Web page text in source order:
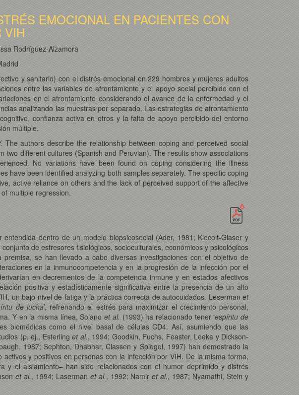
EMOCIONAL EN PACIENTES CON
VIH
Rodríguez-Alzamora
y sanitario) con el distrés emocional en 229 hombres y mujeres adultos
entre las variables de afrontamiento y el apoyo social percibido con el
en el afrontamiento considerando el avance de la enfermedad y el
analizando las muestras por separado. Las estrategias de afrontamiento
confianza activa en otros y la falta de apoyo percibido del entorno
múltiple.
The authors describe the relationship between coping and perceived social
different cultures (Spanish and Peruvian). The results show associations
No variations have been found on coping considering the illness
have been identified analyzing both samples separately. The specific coping
active reliance on others and the lack of perceived support of the affective
multiple regression.
dentro de un modelo biopsicosocial (Ader, 1981; Kiecolt-Glaser y
de estresores fisiológicos, socioculturales, económicos y psicológicos
se han llevado a cabo diversas investigaciones con el objetivo de
en la inmunocompetencia y en la progresión de la infección por el
en decrementos de la competencia inmune y en estados afectivos
positiva y estadísticamente significativa entre la presencia de un alto
un bajo nivel de fatiga y la práctica correcta de autocuidados. Lesermanet
de lucha’, refrenando el estrés para maximizar el crecimiento personal,
Y en la misma línea, Solanoet al. (1993) ha relacionado tener ‘espíritu de
biomédicas como el nivel basal de células CD4. Así, asumiendo que las
(p. ej., Esterling et al., 1994; Goodkin, Fuchs, Feaster, Leeka y Dickson-
1987; Sephton, Dhabhar, Classen y Spiegel, 1997) han demostrado la
y positivos en personas con la infección por VIH. De la misma forma,
y el aislamiento– han sido relacionados con el humor deprimido y distrés
et al., 1994; Laserman et al., 1992; Namiret al., 1987; Nyamathi, Stein y